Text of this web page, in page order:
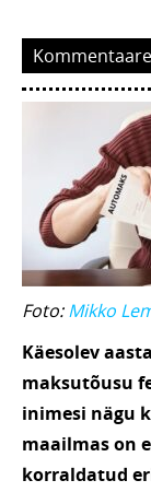
Foto:Mikko
Käesolev
maksutõusu
inimesi nägu
maailmas on
korraldatud